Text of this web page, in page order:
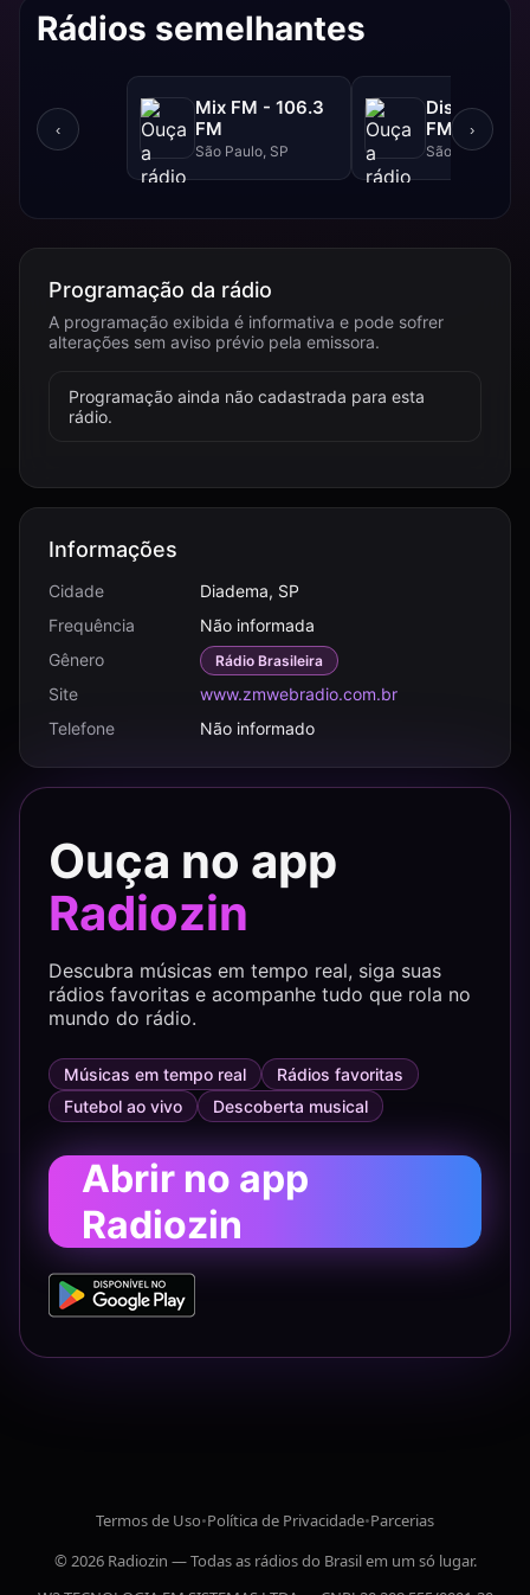
Rádios semelhantes
‹
Mix FM - 106.3
FM
São Paulo, SP
Disney -
FM
São Paulo, SP
›
Programação da rádio
A programação exibida é informativa e pode sofrer
alterações sem aviso prévio pela emissora.
Programação ainda não cadastrada para esta
rádio.
Informações
Cidade
Diadema, SP
Frequência
Não informada
Gênero
Rádio Brasileira
Site
www.zmwebradio.com.br
Telefone
Não informado
Ouça no app
Radiozin
Descubra músicas em tempo real, siga suas
rádios favoritas e acompanhe tudo que rola no
mundo do rádio.
Músicas em tempo real
Rádios favoritas
Futebol ao vivo
Descoberta musical
Abrir no app
Radiozin
Termos de Uso•Política de Privacidade•Parcerias
© 2026 Radiozin — Todas as rádios do Brasil em um só lugar.